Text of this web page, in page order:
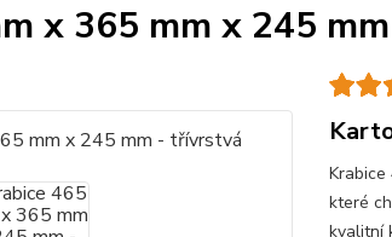
x 365 mm x 245
Krabice
které
kvalitní